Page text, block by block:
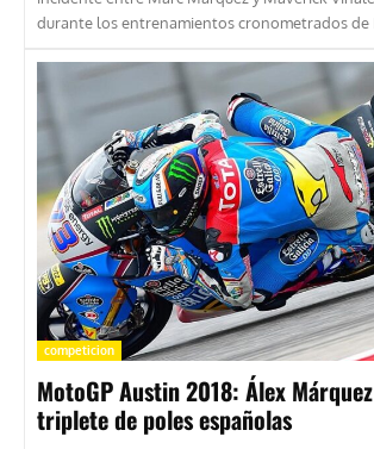
durante los entrenamientos cronometrados de
competicion
MotoGP Austin 2018: Álex
triplete de poles españolas